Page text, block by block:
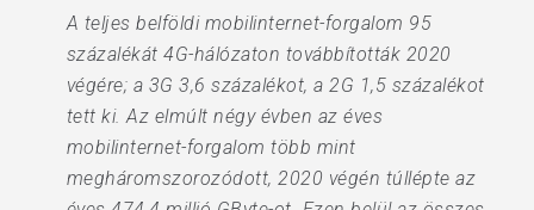
A teljes belföldi mobilinternet-forgalom 95
százalékát 4G-hálózaton továbbították 2020
végére; a 3G 3,6 százalékot, a 2G 1,5 százalékot
tett ki. Az elmúlt négy évben az éves
mobilinternet-forgalom több mint
megháromszorozódott, 2020 végén túllépte az